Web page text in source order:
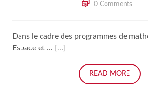
0 Comments
Dans le cadre des programmes de
Espace et ... […]
READ MORE